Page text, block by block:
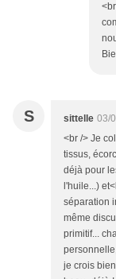
S sittelle 03/
<br /> Je
tissus,
déjà pour
l'huile...)
séparation
même
primitif...
je crois